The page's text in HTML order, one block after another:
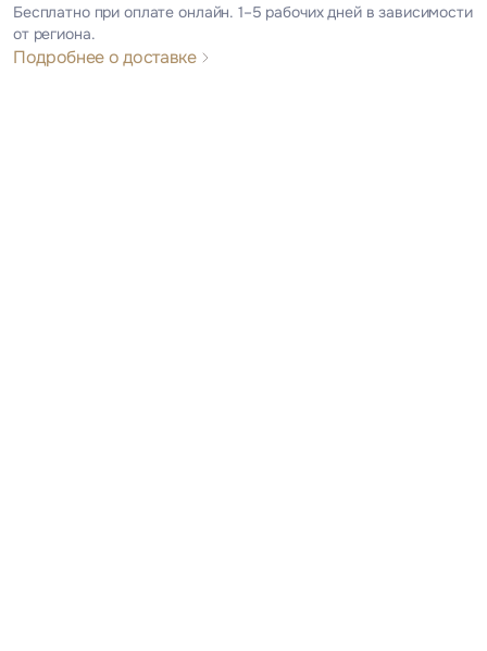
Бесплатно при оплате онлайн. 1–5 рабочих дней в зависимости
от региона.
Подробнее о доставке